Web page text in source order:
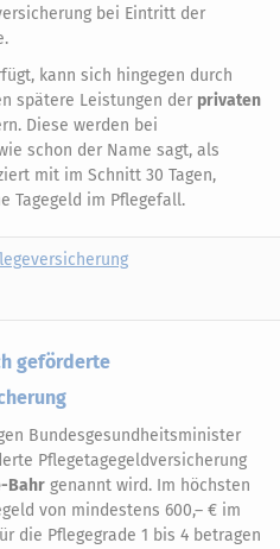
bei Eintritt der
kann sich hingegen durch
spätere Leistungen der privaten
Diese werden bei
schon der Name sagt, als
mit im Schnitt 30 Tagen,
Tagegeld im Pflegefall.
geförderte
Bundesgesundheitsminister
Pflegetagegeldversicherung
Bahr genannt wird. Im höchsten
von mindestens 600,– € im
die Pflegegrade 1 bis 4 betragen